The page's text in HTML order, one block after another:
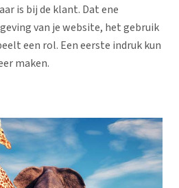
is bij de klant. Dat ene
van je website, het gebruik
een rol. Een eerste indruk kun
maken.